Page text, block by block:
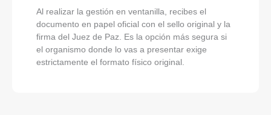
Al realizar la gestión en ventanilla, recibes el
documento en papel oficial con el sello original y la
firma del Juez de Paz. Es la opción más segura si
el organismo donde lo vas a presentar exige
estrictamente el formato físico original.